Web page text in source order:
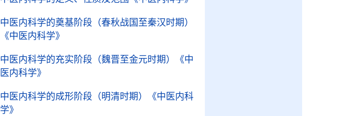
中医内科学的奠基阶段（春秋战国至秦汉时期）
《中医内科学》
中医内科学的充实阶段（魏晋至金元时期）
《中
医内科学》
中医内科学的成形阶段（明清时期）
《中医内科
学》